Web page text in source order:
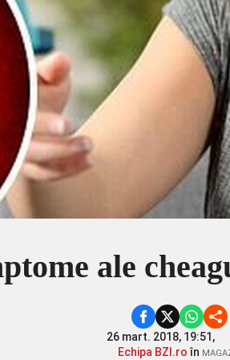
ale
26 mart. 2018, 19:51,
Echipa BZI.roîn